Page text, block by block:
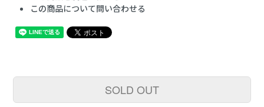
この商品について問い合わせる
SOLD OUT